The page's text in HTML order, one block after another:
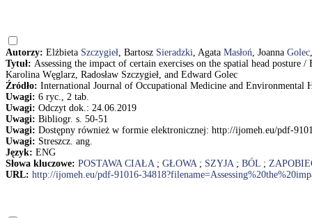
Autorzy: Elżbieta Szczygieł, Bartosz Sieradzki, Agata Masłoń, Joanna Golec
Tytuł: Assessing the impact of certain exercises on the spatial head posture
Karolina Węglarz, Radosław Szczygieł, and Edward Golec
Źródło: International Journal of Occupational Medicine and Environmental
Uwagi: 6 ryc., 2 tab.
Uwagi: Odczyt dok.: 24.06.2019
Uwagi: Bibliogr. s. 50-51
Uwagi: Dostępny również w formie elektronicznej: http://ijomeh.eu/pdf-
Uwagi: Streszcz. ang.
Język: ENG
Słowa kluczowe: POSTAWA CIAŁA; GŁOWA; SZYJA; BÓL ;
URL: http://ijomeh.eu/pdf-91016-